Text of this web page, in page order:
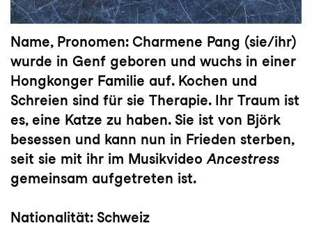
Name, Pronomen: Charmene Pang (sie/ihr)
wurde in Genf geboren und wuchs in einer
Hongkonger Familie auf. Kochen und
Schreien sind für sie Therapie. Ihr Traum ist
es, eine Katze zu haben. Sie ist von Björk
besessen und kann nun in Frieden sterben,
seit sie mit ihr im MusikvideoAncestress
gemeinsam aufgetreten ist.
Nationalität: Schweiz